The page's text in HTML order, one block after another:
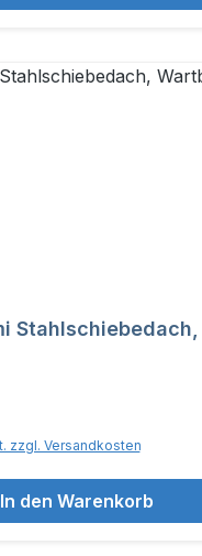
Stahlschiebedach,
zzgl. Versandkosten
In den Warenkorb